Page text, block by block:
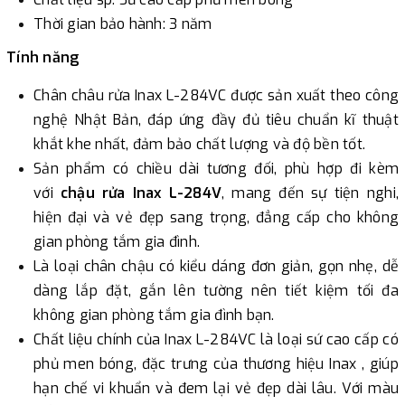
khách, chúng tôi sẽ thực hiện đơn hàng theo yêu cầu.
Thời gian bảo hành: 3 năm
Tính năng
Chân châu rửa Inax L-284VC được sản xuất theo công
nghệ Nhật Bản, đáp ứng đầy đủ tiêu chuẩn kĩ thuật
khắt khe nhất, đảm bảo chất lượng và độ bền tốt.
Sản phẩm có chiều dài tương đối, phù hợp đi kèm
với chậu rửa Inax L-284V, mang đến sự tiện nghi,
hiện đại và vẻ đẹp sang trọng, đẳng cấp cho không
gian phòng tắm gia đình.
Là loại chân chậu có kiểu dáng đơn giản, gọn nhẹ, dễ
dàng lắp đặt, gắn lên tường nên tiết kiệm tối đa
không gian phòng tắm gia đình bạn.
Chất liệu chính của Inax L-284VC là loại sứ cao cấp có
phủ men bóng, đặc trưng của thương hiệu Inax , giúp
hạn chế vi khuẩn và đem lại vẻ đẹp dài lâu. Với màu